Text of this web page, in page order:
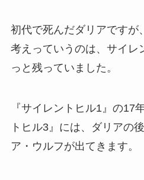
初代で死んだダリアですが
考えっていうのは、サイレ
っと残っていました。
『サイレントヒル1』の17
トヒル3』には、ダリアの
ア・ウルフが出てきます。